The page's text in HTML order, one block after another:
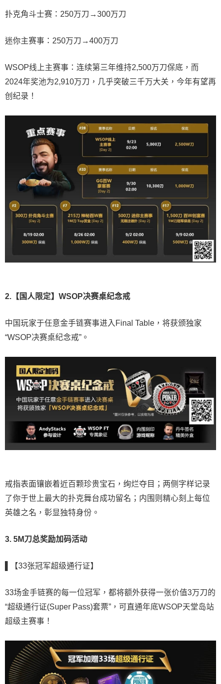
扑克角斗士赛：250万刀→300万刀
迷你主赛事：250万刀→400万刀
WSOP线上主赛事：连续第三年维持2,500万刀保底，而
2024年奖池为2,910万刀，几乎突破三千万大关，今年有望再
创纪录！
2.【国人限定】WSOP决赛桌纪念戒
中国玩家于任意金手链赛事进入Final Table，将获颁独家
“WSOP决赛桌纪念戒”。
戒指表面镶嵌着近百颗珍贵宝石，绚烂夺目；两侧字样记录
了你于世上最大的扑克舞台成功留名；内围则精心刻上每位
英雄之名，彰显独特身份。
3. 5M刀总奖励加码活动
▌【33张冠军超级通行证】
33场金手链赛的每一位冠军，都将额外获得一张价值3万刀的
“超级通行证(Super Pass)套票”，可直通年底WSOP天堂岛站
超级主赛事！